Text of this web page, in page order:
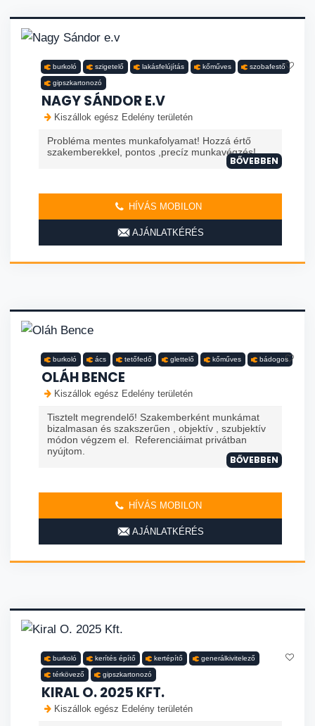
burkoló szigetelő lakásfelújítás kőműves szobafestő
gipszkartonozó
NAGY SÁNDOR E.V
Kiszállok egész Edelény területén
Probléma mentes munkafolyamat! Hozzá értő
szakemberekkel, pontos ,precíz munkavégzés!
BŐVEBBEN
HÍVÁS MOBILON
AJÁNLATKÉRÉS
burkoló ács tetőfedő glettelő kőműves bádogos
OLÁH BENCE
Kiszállok egész Edelény területén
Tisztelt megrendelő! Szakemberként munkámat
bizalmasan és szakszerűen , objektív , szubjektív
módon végzem el. Referenciáimat privátban
nyújtom.
BŐVEBBEN
HÍVÁS MOBILON
AJÁNLATKÉRÉS
burkoló kerítés építő kertépítő generálkivitelező
térkövező gipszkartonozó
KIRAL O. 2025 KFT.
Kiszállok egész Edelény területén